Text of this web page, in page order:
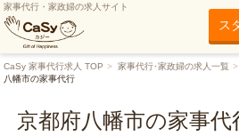
家事代行・家政婦の求人サイト
ス
CaSy 家事代行求人 TOP 家事代行･家政婦の求人一覧
八幡市の家事代行
京都府八幡市の家事